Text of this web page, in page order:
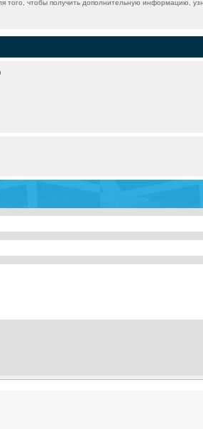
чтобы получить дополнительную информацию,